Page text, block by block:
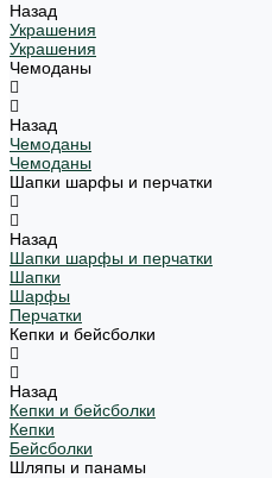
Назад
Украшения
Украшения
Чемоданы
Назад
Чемоданы
Чемоданы
Шапки шарфы и перчатки
Назад
Шапки шарфы и перчатки
Шапки
Шарфы
Перчатки
Кепки и бейсболки
Назад
Кепки и бейсболки
Кепки
Бейсболки
Шляпы и панамы